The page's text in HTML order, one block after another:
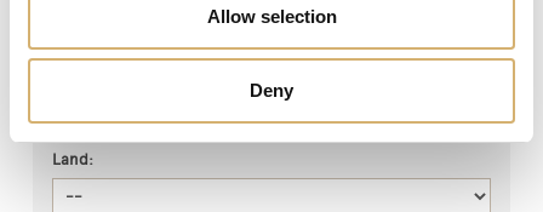
Allow selection
Deny
Land: